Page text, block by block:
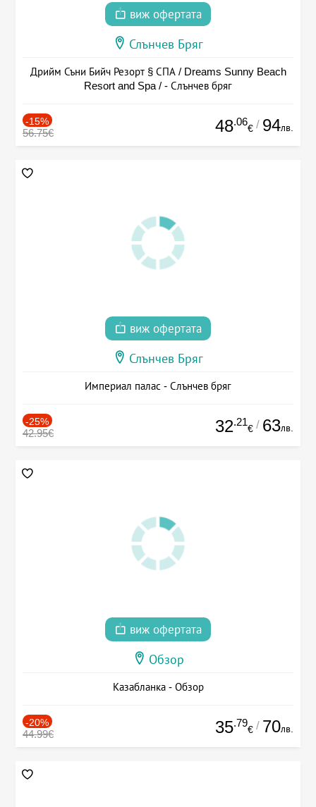
виж офертата
Слънчев Бряг
Дрийм Съни Бийч Резорт § СПА / Dreams Sunny Beach
Resort and Spa / - Слънчев бряг
-15%
56.75€ 48.06
€ / 94лв.
виж офертата
Слънчев Бряг
Империал палас - Слънчев бряг
-25%
42.95€ 32.21
€ / 63лв.
виж офертата
Обзор
Казабланка - Обзор
-20%
44.99€ 35.79
€ / 70лв.